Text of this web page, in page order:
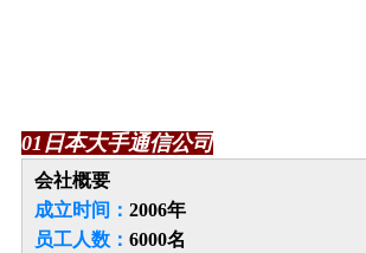
01 日本大手通信公司
会社概要
成立时间： 2006年
员工人数： 6000名